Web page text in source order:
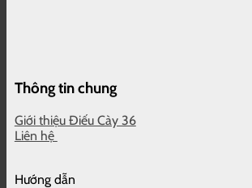
Thông tin chung
Giới thiệu Điếu Cày 36
Liên hệ
Hướng dẫn